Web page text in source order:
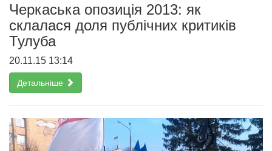
Черкаська опозиція 2013: як
склалася доля публічних критиків
Тулуба
20.11.15 13:14
Детальніше